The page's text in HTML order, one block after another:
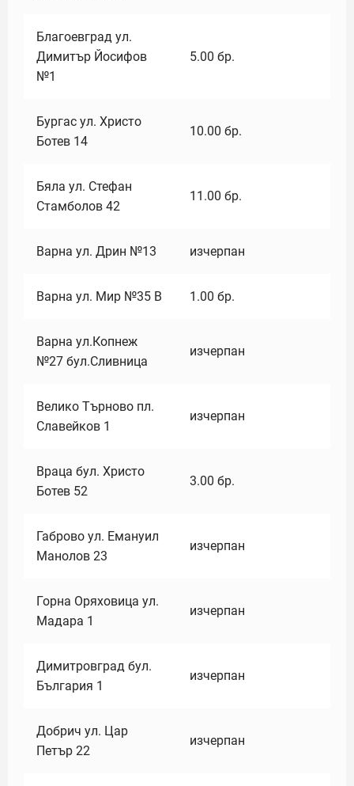
Благоевград ул.
Димитър Йосифов
№1
5.00 бр.
Бургас ул. Христо
Ботев 14
10.00 бр.
Бяла ул. Стефан
Стамболов 42
11.00 бр.
Варна ул. Дрин №13 изчерпан
Варна ул. Мир №35 В 1.00 бр.
Варна ул.Копнеж
№27 бул.Сливница
изчерпан
Велико Търново пл.
Славейков 1
изчерпан
Враца бул. Христо
Ботев 52
3.00 бр.
Габрово ул. Емануил
Манолов 23
изчерпан
Горна Оряховица ул.
Мадара 1
изчерпан
Димитровград бул.
България 1
изчерпан
Добрич ул. Цар
Петър 22
изчерпан